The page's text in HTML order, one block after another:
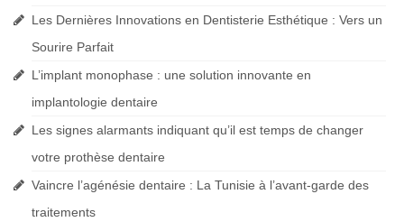
Les Dernières Innovations en Dentisterie Esthétique : Vers un
Sourire Parfait
L’implant monophase : une solution innovante en
implantologie dentaire
Les signes alarmants indiquant qu’il est temps de changer
votre prothèse dentaire
Vaincre l’agénésie dentaire : La Tunisie à l’avant-garde des
traitements